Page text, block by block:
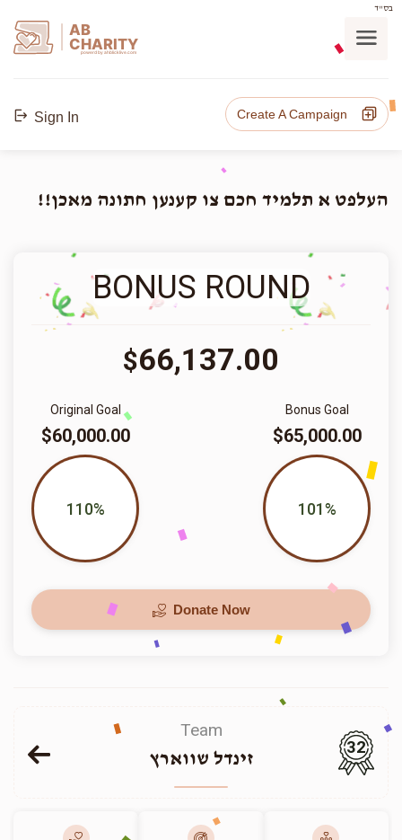
בס"ד
AB
CHARITY
powerd by ahblicklive.com
Sign In Create A Campaign
העלפט א תלמיד חכם צו קענען חתונה מאכן!!
BONUS ROUND
$66,137.00
Bonus Goal
$65,000.00
101%
Original Goal
$60,000.00
110%
Donate Now
Team
זינדל שווארץ
32